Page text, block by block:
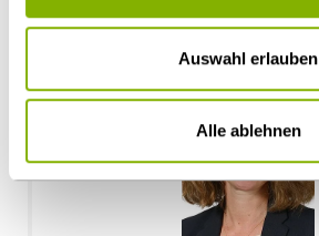
Auswahl erlauben
Alle ablehnen